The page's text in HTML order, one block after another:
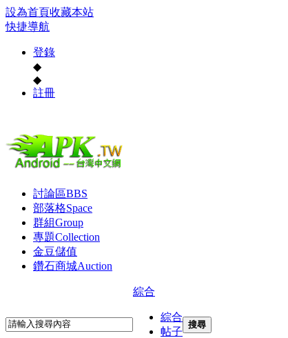
設為首頁收藏本站
快捷導航
登錄
◆
◆
註冊
討論區BBS
部落格Space
群組Group
專題Collection
金豆儲值
鑽石商城Auction
綜合
綜合
帖子
搜尋